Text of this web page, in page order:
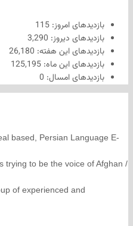
امروز:115
دیروز:3,290
این هفته:26,180
این ماه:125,195
امسال:0
Montr
Montreal based, Persian
Medad is trying to be the
by a group of experienced and